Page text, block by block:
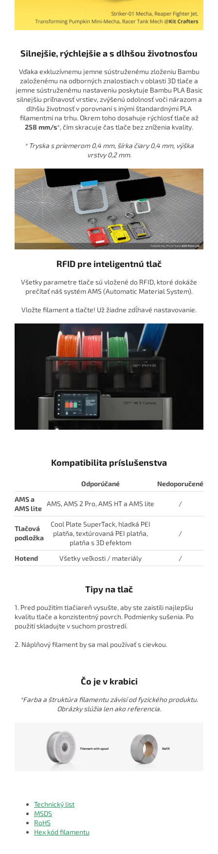
Silnejšie, rýchlejšie a s dlhšou životnosťou
Vďaka exkluzívnemu jemne sústruženému zloženiu Bambu
založenému na odborných znalostiach v oblasti 3D tlače a
jemne sústruženému nastaveniu poskytuje Bambu PLA Basic
silnejšiu priľnavosť vrstiev, zvýšenú odolnosť voči nárazom a
dlhšiu životnosť v porovnaní s inými štandardnými PLA
filamentmi na trhu. Okrem toho dosahuje rýchlosť tlače až
258 mm/s*, čím skracuje čas tlače bez zníženia kvality.
* Tryska s priemerom 0,4 mm, šírka čiary 0,4 mm, výška
vrstvy 0,2 mm.
RFID pre inteligentnú tlač
Všetky parametre tlače sú vložené do RFID, ktoré dokáže
prečítať náš systém AMS (Automatic Material System).
Vložte filament a tlačte! Už žiadne zdĺhavé nastavovanie.
Kompatibilita príslušenstva
Odporúčané
Nedoporučené
AMS a
AMS lite
AMS, AMS 2 Pro, AMS HT a AMS lite /
Tlačová
podložka
Cool Plate SuperTack, hladká PEI
platňa, textúrovaná PEI platňa,
platňa s 3D efektom
/
Hotend Všetky veľkosti / materiály /
Tipy na tlač
1. Pred použitím tlačiareň vysušte, aby ste zaistili najlepšiu
kvalitu tlače a konzistentný povrch. Podmienky sušenia. Po
použití skladujte v suchom prostredí.
2. Náplňový filament by sa mal používať s cievkou.
Čo je v krabici
*Farba a štruktúra filamentu závisí od fyzického produktu.
Obrázky slúžia len ako referencia.
Technický list
MSDS
RoHS
Hex kód filamentu